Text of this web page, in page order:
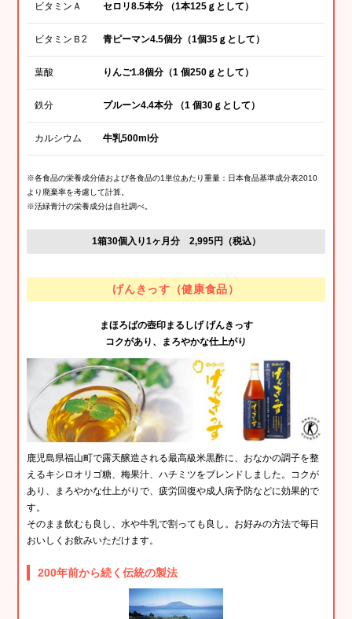
ビタミンＡ セロリ8.5本分 （1本125ｇとして）
ビタミンＢ2 青ピーマン4.5個分（1個35ｇとして）
葉酸 りんご1.8個分（1 個250ｇとして）
鉄分 プルーン4.4本分 （1 個30ｇとして）
カルシウム 牛乳500ml分
※各食品の栄養成分値および各食品の1単位あたり重量：日本食品基準成分表2010
より廃棄率を考慮して計算。
※活緑青汁の栄養成分は自社調べ。
1箱30個入り1ヶ月分 2,995円（税込）
げんきっす（健康食品）
まほろばの壺印まるしげ げんきっす
コクがあり、まろやかな仕上がり
鹿児島県福山町で露天醸造される最高級米黒酢に、おなかの調子を整
えるキシロオリゴ糖、梅果汁、ハチミツをブレンドしました。コクが
あり、まろやかな仕上がりで、疲労回復や成人病予防などに効果的で
す。
そのまま飲むも良し、水や牛乳で割っても良し。お好みの方法で毎日
おいしくお飲みいただけます。
200年前から続く伝統の製法